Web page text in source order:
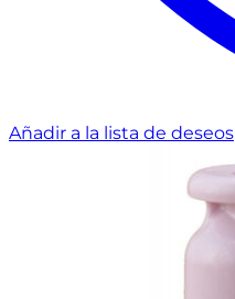
Añadir a la lista de deseos